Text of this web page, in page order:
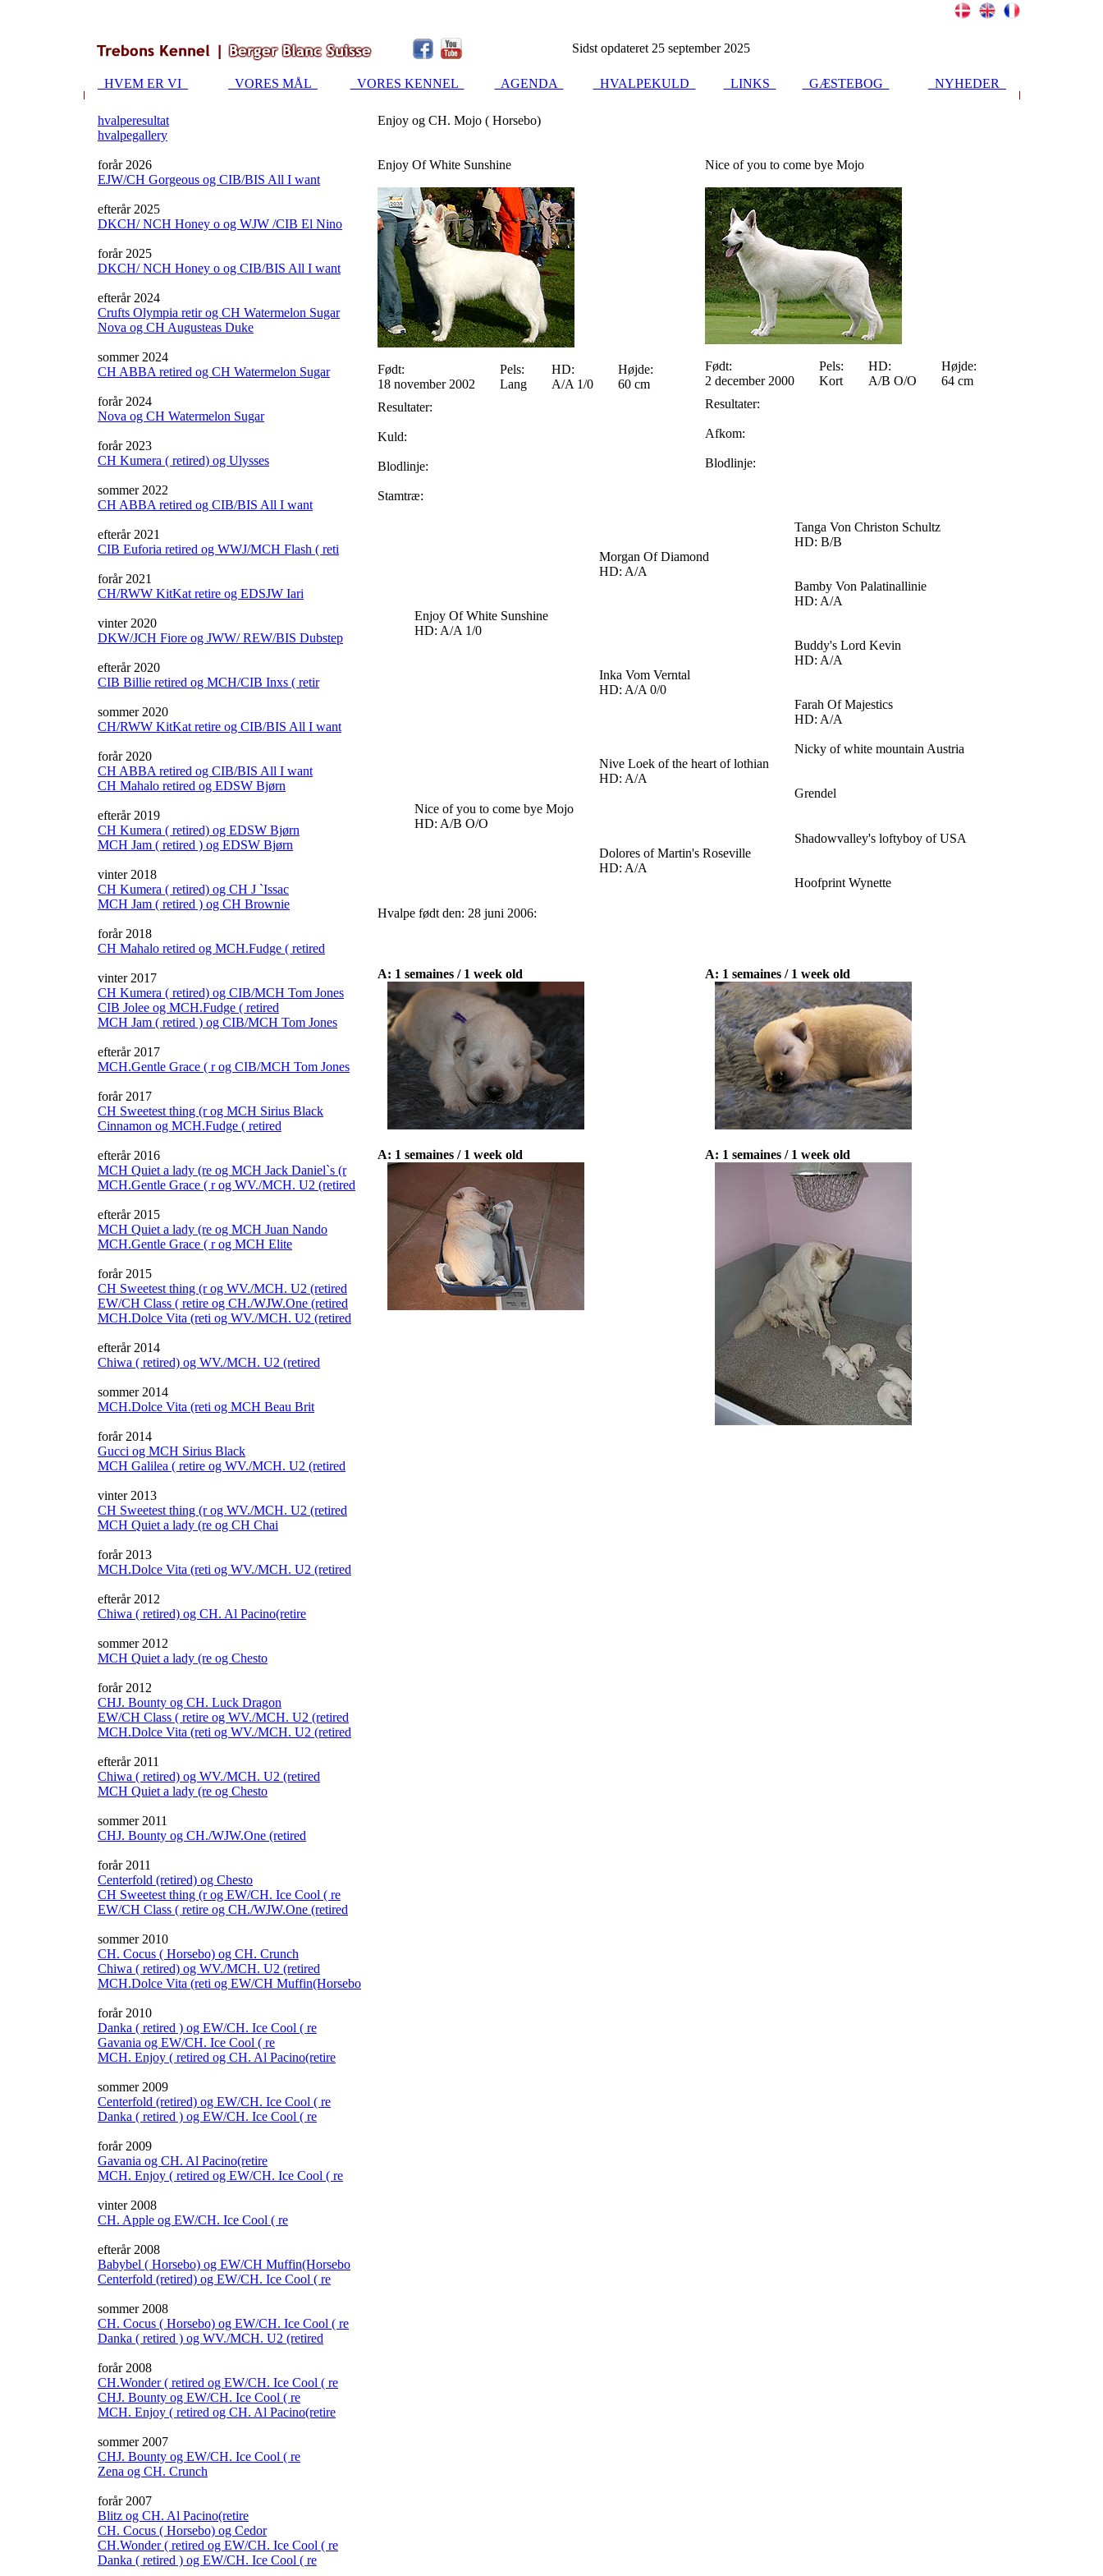
Sidst opdateret 25 september 2025
HVEM ER VI VORES MÅL VORES KENNEL AGENDA HVALPEKULD LINKS GÆSTEBOG NYHEDER
hvalperesultat
hvalpegallery
forår 2026
EJW/CH Gorgeous og CIB/BIS All I want
efterår 2025
DKCH/ NCH Honey o og WJW /CIB El Nino
forår 2025
DKCH/ NCH Honey o og CIB/BIS All I want
efterår 2024
Crufts Olympia retir og CH Watermelon Sugar
Nova og CH Augusteas Duke
sommer 2024
CH ABBA retired og CH Watermelon Sugar
forår 2024
Nova og CH Watermelon Sugar
forår 2023
CH Kumera ( retired) og Ulysses
sommer 2022
CH ABBA retired og CIB/BIS All I want
efterår 2021
CIB Euforia retired og WWJ/MCH Flash ( reti
forår 2021
CH/RWW KitKat retire og EDSJW Iari
vinter 2020
DKW/JCH Fiore og JWW/ REW/BIS Dubstep
efterår 2020
CIB Billie retired og MCH/CIB Inxs ( retir
sommer 2020
CH/RWW KitKat retire og CIB/BIS All I want
forår 2020
CH ABBA retired og CIB/BIS All I want
CH Mahalo retired og EDSW Bjørn
efterår 2019
CH Kumera ( retired) og EDSW Bjørn
MCH Jam ( retired ) og EDSW Bjørn
vinter 2018
CH Kumera ( retired) og CH J `Issac
MCH Jam ( retired ) og CH Brownie
forår 2018
CH Mahalo retired og MCH.Fudge ( retired
vinter 2017
CH Kumera ( retired) og CIB/MCH Tom Jones
CIB Jolee og MCH.Fudge ( retired
MCH Jam ( retired ) og CIB/MCH Tom Jones
efterår 2017
MCH.Gentle Grace ( r og CIB/MCH Tom Jones
forår 2017
CH Sweetest thing (r og MCH Sirius Black
Cinnamon og MCH.Fudge ( retired
efterår 2016
MCH Quiet a lady (re og MCH Jack Daniel`s (r
MCH.Gentle Grace ( r og WV./MCH. U2 (retired
efterår 2015
MCH Quiet a lady (re og MCH Juan Nando
MCH.Gentle Grace ( r og MCH Elite
forår 2015
CH Sweetest thing (r og WV./MCH. U2 (retired
EW/CH Class ( retire og CH./WJW.One (retired
MCH.Dolce Vita (reti og WV./MCH. U2 (retired
efterår 2014
Chiwa ( retired) og WV./MCH. U2 (retired
sommer 2014
MCH.Dolce Vita (reti og MCH Beau Brit
forår 2014
Gucci og MCH Sirius Black
MCH Galilea ( retire og WV./MCH. U2 (retired
vinter 2013
CH Sweetest thing (r og WV./MCH. U2 (retired
MCH Quiet a lady (re og CH Chai
forår 2013
MCH.Dolce Vita (reti og WV./MCH. U2 (retired
efterår 2012
Chiwa ( retired) og CH. Al Pacino(retire
sommer 2012
MCH Quiet a lady (re og Chesto
forår 2012
CHJ. Bounty og CH. Luck Dragon
EW/CH Class ( retire og WV./MCH. U2 (retired
MCH.Dolce Vita (reti og WV./MCH. U2 (retired
efterår 2011
Chiwa ( retired) og WV./MCH. U2 (retired
MCH Quiet a lady (re og Chesto
sommer 2011
CHJ. Bounty og CH./WJW.One (retired
forår 2011
Centerfold (retired) og Chesto
CH Sweetest thing (r og EW/CH. Ice Cool ( re
EW/CH Class ( retire og CH./WJW.One (retired
sommer 2010
CH. Cocus ( Horsebo) og CH. Crunch
Chiwa ( retired) og WV./MCH. U2 (retired
MCH.Dolce Vita (reti og EW/CH Muffin(Horsebo
forår 2010
Danka ( retired ) og EW/CH. Ice Cool ( re
Gavania og EW/CH. Ice Cool ( re
MCH. Enjoy ( retired og CH. Al Pacino(retire
sommer 2009
Centerfold (retired) og EW/CH. Ice Cool ( re
Danka ( retired ) og EW/CH. Ice Cool ( re
forår 2009
Gavania og CH. Al Pacino(retire
MCH. Enjoy ( retired og EW/CH. Ice Cool ( re
vinter 2008
CH. Apple og EW/CH. Ice Cool ( re
efterår 2008
Babybel ( Horsebo) og EW/CH Muffin(Horsebo
Centerfold (retired) og EW/CH. Ice Cool ( re
sommer 2008
CH. Cocus ( Horsebo) og EW/CH. Ice Cool ( re
Danka ( retired ) og WV./MCH. U2 (retired
forår 2008
CH.Wonder ( retired og EW/CH. Ice Cool ( re
CHJ. Bounty og EW/CH. Ice Cool ( re
MCH. Enjoy ( retired og CH. Al Pacino(retire
sommer 2007
CHJ. Bounty og EW/CH. Ice Cool ( re
Zena og CH. Crunch
forår 2007
Blitz og CH. Al Pacino(retire
CH. Cocus ( Horsebo) og Cedor
CH.Wonder ( retired og EW/CH. Ice Cool ( re
Danka ( retired ) og EW/CH. Ice Cool ( re
Enjoy og CH. Mojo ( Horsebo)
Enjoy Of White Sunshine
Født: Pels: HD:
Højde:
18 november 2002
Lang A/A 1/0
60 cm
Resultater:
Kuld:
Blodlinje:
Nice of you to come bye Mojo
Født: Pels: HD:
Højde:
2 december 2000
Kort A/B O/O
64 cm
Resultater:
Afkom:
Blodlinje:
Stamtræ:
Tanga Von Christon Schultz
HD: B/B
Morgan Of Diamond
HD: A/A
Bamby Von Palatinallinie
HD: A/A
Enjoy Of White Sunshine
HD: A/A 1/0
Buddy's Lord Kevin
HD: A/A
Inka Vom Verntal
HD: A/A 0/0
Farah Of Majestics
HD: A/A
Nicky of white mountain Austria
Nive Loek of the heart of lothian
HD: A/A
Grendel
Nice of you to come bye Mojo
HD: A/B O/O
Shadowvalley's loftyboy of USA
Dolores of Martin's Roseville
HD: A/A
Hoofprint Wynette
Hvalpe født den: 28 juni 2006:
A: 1 semaines / 1 week old A: 1 semaines / 1 week old
A: 1 semaines / 1 week old A: 1 semaines / 1 week old